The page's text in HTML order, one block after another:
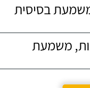
בסיסית
משמעת